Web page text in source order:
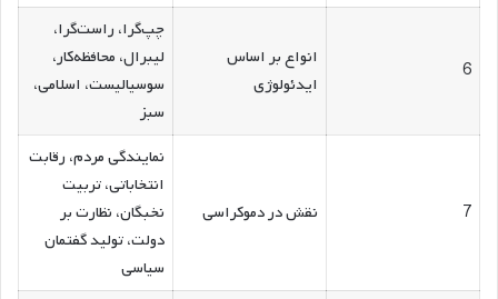
6
انواع بر اساس
ایدئولوژی
چپ‌گرا، راست‌گرا،
لیبرال، محافظه‌کار،
سوسیالیست، اسلامی،
سبز
7 نقش در دموکراسی
نمایندگی مردم، رقابت
انتخاباتی، تربیت
نخبگان، نظارت بر
دولت، تولید گفتمان
سیاسی